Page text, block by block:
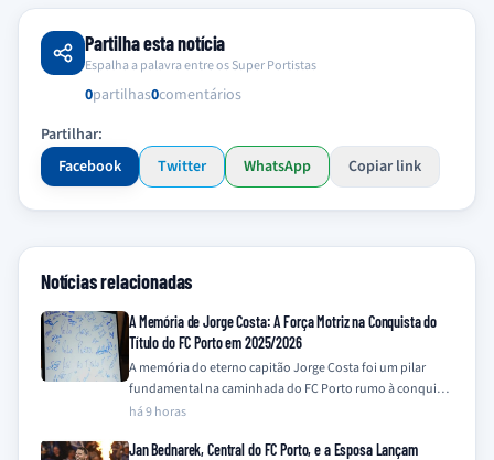
Partilha esta notícia
Espalha a palavra entre os Super Portistas
0partilhas0comentários
Partilhar:
Facebook
Twitter WhatsApp Copiar link
Notícias relacionadas
A Memória de Jorge Costa: A Força Motriz na Conquista do
Título do FC Porto em 2025/2026
A memória do eterno capitão Jorge Costa foi um pilar
fundamental na caminhada do FC Porto rumo à conquista
do título da…
há 9 horas
Jan Bednarek, Central do FC Porto, e a Esposa Lançam